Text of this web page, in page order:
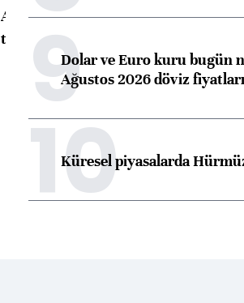
ABD'de konut başlangıçları
toparlandı
9Dolar ve Euro kuru bugün
Ağustos 2026 döviz
10
Küresel piyasalarda